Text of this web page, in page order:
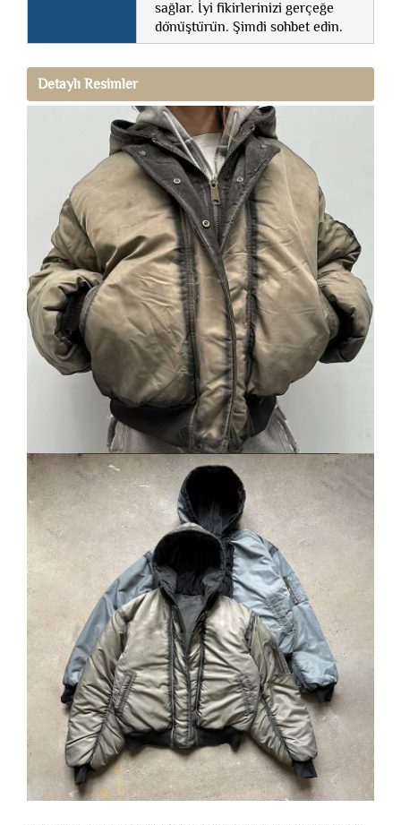
sağlar. İyi fikirlerinizi gerçeğe
dönüştürün. Şimdi sohbet edin.
Detaylı Resimler